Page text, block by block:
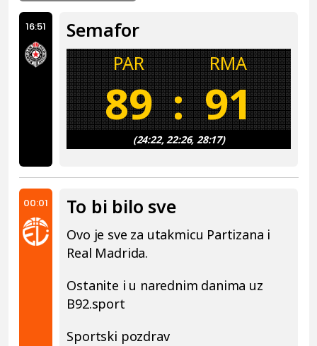
16:51 Semafor
(24:22, 22:26, 28:17)
PAR RMA
89 : 91
00:01 To bi bilo sve
Ovo je sve za utakmicu Partizana i
Real Madrida.
Ostanite i u narednim danima uz
B92.sport
Sportski pozdrav